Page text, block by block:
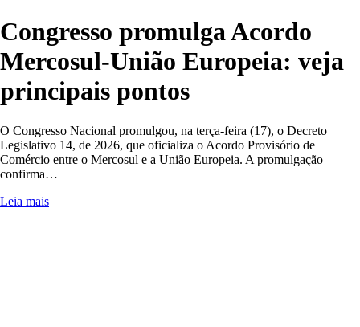
Congresso promulga Acordo
Mercosul-União Europeia: veja
principais pontos
O Congresso Nacional promulgou, na terça-feira (17), o Decreto
Legislativo 14, de 2026, que oficializa o Acordo Provisório de
Comércio entre o Mercosul e a União Europeia. A promulgação
confirma…
Leia mais